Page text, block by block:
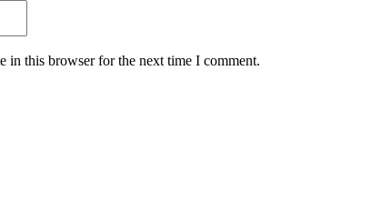
in this browser for the next time I comment.